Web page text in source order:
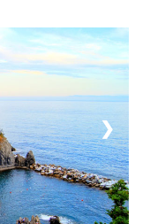
❯